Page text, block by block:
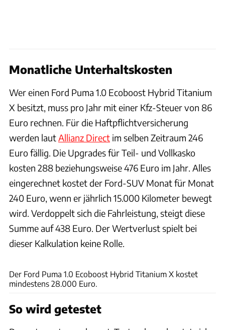
Monatliche Unterhaltskosten
Wer einen Ford Puma 1.0 Ecoboost Hybrid Titanium
X besitzt, muss pro Jahr mit einer Kfz-Steuer von 86
Euro rechnen. Für die Haftpflichtversicherung
werden lautAllianz Direct im selben Zeitraum 246
Euro fällig. Die Upgrades für Teil- und Vollkasko
kosten 288 beziehungsweise 476 Euro im Jahr. Alles
eingerechnet kostet der Ford-SUV Monat für Monat
240 Euro, wenn er jährlich 15.000 Kilometer bewegt
wird. Verdoppelt sich die Fahrleistung, steigt diese
Summe auf 438 Euro. Der Wertverlust spielt bei
dieser Kalkulation keine Rolle.
Der Ford Puma 1.0 Ecoboost Hybrid Titanium X kostet
mindestens 28.000 Euro.
So wird getestet